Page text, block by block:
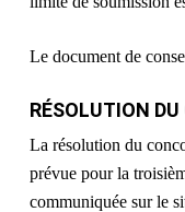
Le document de
RÉSOLUTION
La résolution du
prévue pour la
communiquée sur le